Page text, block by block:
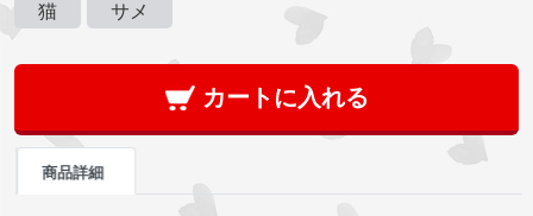
猫 サメ
カートに入れる
商品詳細